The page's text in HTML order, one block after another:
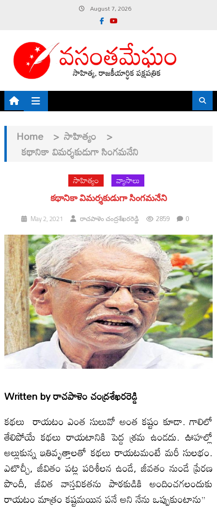
content
August 7, 2026
Home > సాహిత్యం >
కథానికా విమర్శకుడుగా సింగమనేని
సాహిత్యం వ్యాసాలు
కథానికా విమర్శకుడుగా సింగమనేని
May 2, 2021 రాచపాళెం చంద్రశేఖరరెడ్డి 2859 0
Written byరాచపాళెం చంద్రశేఖరరెడ్డి
కథలు రాయటం ఎంత సులువో అంత కష్టం కూడా. గాలిలో
తేలిపోయే కథలు రాయటానికి పెద్ద శ్రమ ఉండదు. ఊహల్లో
అల్లుకున్న ఇతివృత్తాలతో కథలు రాయటమంటే మరీ సులభం.
ఎటొచ్చీ, జీవితం పట్ల పరిశీలన ఉండే, జీవతం నుండే ప్రేరణ
పొందీ, జీవిత వాస్తవికతను పాఠకుడికి అందించగలందుకు
రాయటం మాత్రం కష్టమయిన పనే అని నేను ఒప్పుకుంటాను’’